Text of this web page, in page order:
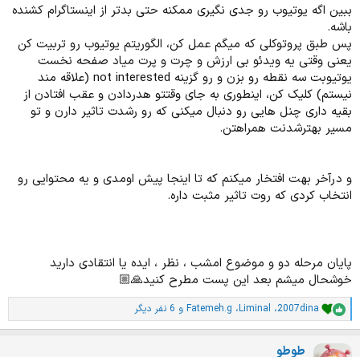
ببین اگه یوتیوب رو جدی نگیری ممکنه حتی بدتر از اینستاگرام کشنده
باشه.
پس طبق پروتوکلی که میگم عمل کن، الگوریتم یوتیوب رو تربیت کن
یعنی وقتی یه ویدئو بی ارزش و چرت و پرت میاد صفحه نخست
یوتیوبت سه نقطه رو بزن و رو گزینه not interested (علاقه مند
نیستم) کلیک کن، اینطوری به جای وقتتو هدردادن و عقب افتادن از
بقیه داری چنل هایی رو دنبال میکنی که رو رشدت تاثیر دارن و تو
مسیر بهترشدنت همراهتن.
و درآخر بهت افتخار میکنم که تا اینجا پیش اومدی و یه محتوایی رو
انتخاب کردی که روت تاثیر مثبت داره.
پایان مرحله دو و موضوع امشب ، نظر ، ایده یا انتقادی دارید
خوشحال میشم بعد این پست مطرح کنید🙏🏼
ا
م
ی
2007dina، Liminal، Fatemeh.g و 6 نفر دیگر
طوطو